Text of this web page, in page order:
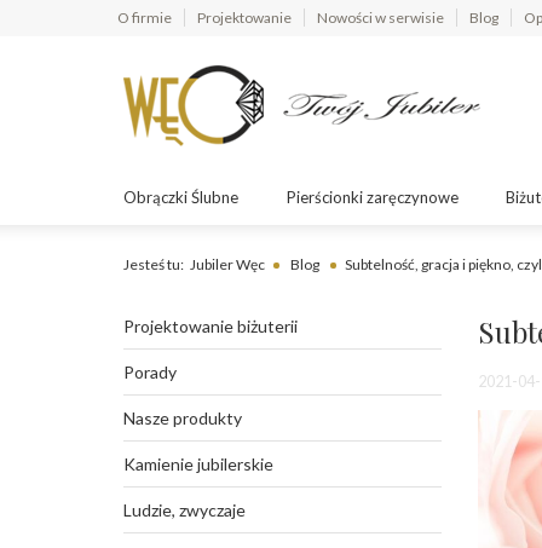
O firmie Projektowanie Nowości w serwisie Blog
Obrączki Ślubne Pierścionki zaręczynowe
Jesteś tu: Jubiler Węc Blog Subtelność, gracja i piękno,
Projektowanie biżuterii
Porady
Nasze produkty
Kamienie jubilerskie
Ludzie, zwyczaje
2021-